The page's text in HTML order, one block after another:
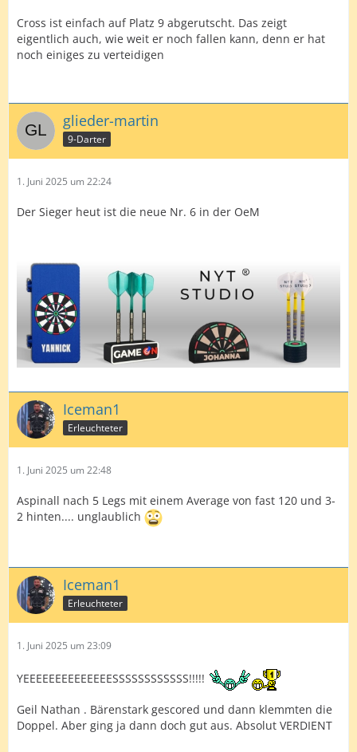
Cross ist einfach auf Platz 9 abgerutscht. Das zeigt
eigentlich auch, wie weit er noch fallen kann, denn er hat
noch einiges zu verteidigen
glieder-martin
9-Darter
1. Juni 2025 um 22:24
Der Sieger heut ist die neue Nr. 6 in der OeM
Iceman1
Erleuchteter
1. Juni 2025 um 22:48
Aspinall nach 5 Legs mit einem Average von fast 120 und 3-
2 hinten.... unglaublich
Iceman1
Erleuchteter
1. Juni 2025 um 23:09
YEEEEEEEEEEEEEESSSSSSSSSSSS!!!!!
Geil Nathan . Bärenstark gescored und dann klemmten die
Doppel. Aber ging ja dann doch gut aus. Absolut VERDIENT